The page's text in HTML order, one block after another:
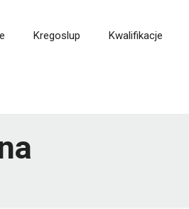
Kregoslup Kwalifikacje